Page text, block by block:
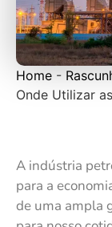
Home -
Onde Utilizar
A indústria
para a
de uma ampla